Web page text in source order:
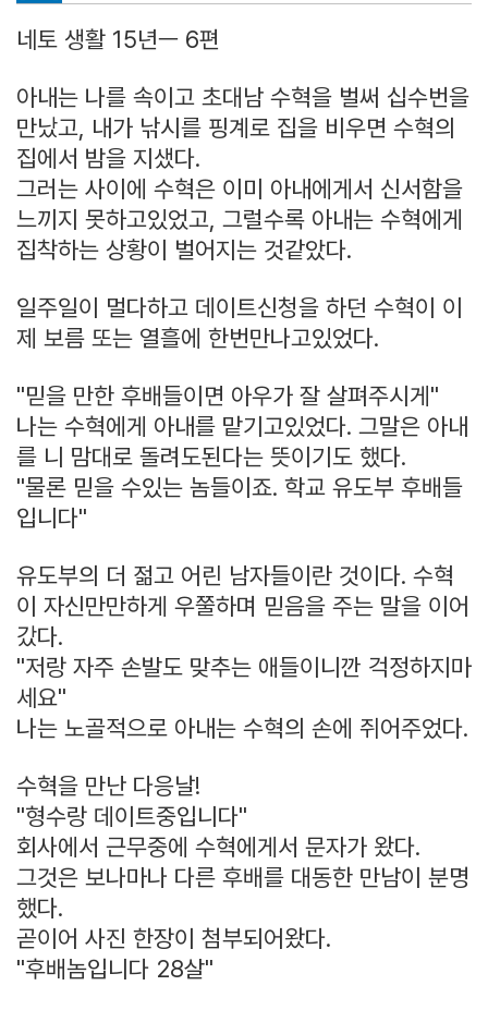
네토 생활 15년ㅡ 6편
아내는 나를 속이고 초대남 수혁을 벌써 십수번을
만났고, 내가 낚시를 핑계로 집을 비우면 수혁의
집에서 밤을 지샜다.
그러는 사이에 수혁은 이미 아내에게서 신서함을
느끼지 못하고있었고, 그럴수록 아내는 수혁에게
집착하는 상황이 벌어지는 것같았다.
일주일이 멀다하고 데이트신청을 하던 수혁이 이
제 보름 또는 열흘에 한번만나고있었다.
"믿을 만한 후배들이면 아우가 잘 살펴주시게"
나는 수혁에게 아내를 맡기고있었다. 그말은 아내
를 니 맘대로 돌려도된다는 뜻이기도 했다.
"물론 믿을 수있는 놈들이죠. 학교 유도부 후배들
입니다"
유도부의 더 젊고 어린 남자들이란 것이다. 수혁
이 자신만만하게 우쭐하며 믿음을 주는 말을 이어
갔다.
"저랑 자주 손발도 맞추는 애들이니깐 걱정하지마
세요"
나는 노골적으로 아내는 수혁의 손에 쥐어주었다.
수혁을 만난 다응날!
"형수랑 데이트중입니다"
회사에서 근무중에 수혁에게서 문자가 왔다.
그것은 보나마나 다른 후배를 대동한 만남이 분명
했다.
곧이어 사진 한장이 첨부되어왔다.
"후배놈입니다 28살"